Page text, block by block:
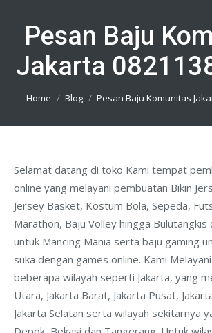
Pesan Baju
Jakarta
You are here:
Home Blog Pesan Baju Komunitas
Selamat datang di toko Kami tempat
online yang melayani pembuatan Bikin
Jersey Basket, Kostum Bola, Sepeda,
Marathon, Baju Volley hingga Bulutangkis
untuk Mancing Mania serta baju gaming
suka dengan games online. Kami
beberapa wilayah seperti Jakarta, yang
Utara, Jakarta Barat, Jakarta Pusat,
Jakarta Selatan serta wilayah sekitarnya